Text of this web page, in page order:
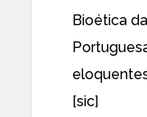
Bioética
[sic]